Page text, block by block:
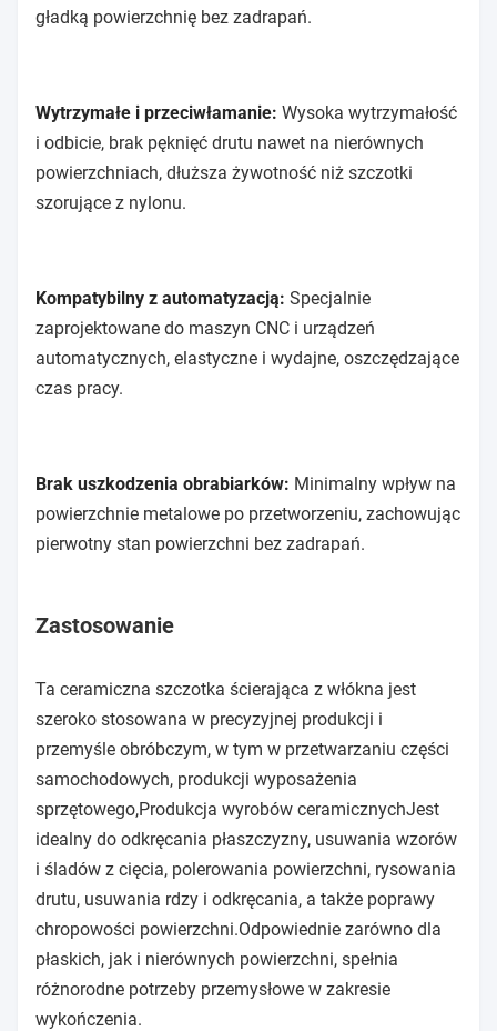
gładką powierzchnię bez zadrapań.
Wytrzymałe i przeciwłamanie: Wysoka wytrzymałość
i odbicie, brak pęknięć drutu nawet na nierównych
powierzchniach, dłuższa żywotność niż szczotki
szorujące z nylonu.
Kompatybilny z automatyzacją: Specjalnie
zaprojektowane do maszyn CNC i urządzeń
automatycznych, elastyczne i wydajne, oszczędzające
czas pracy.
Brak uszkodzenia obrabiarków: Minimalny wpływ na
powierzchnie metalowe po przetworzeniu, zachowując
pierwotny stan powierzchni bez zadrapań.
Zastosowanie
Ta ceramiczna szczotka ścierająca z włókna jest
szeroko stosowana w precyzyjnej produkcji i
przemyśle obróbczym, w tym w przetwarzaniu części
samochodowych, produkcji wyposażenia
sprzętowego,Produkcja wyrobów ceramicznychJest
idealny do odkręcania płaszczyzny, usuwania wzorów
i śladów z cięcia, polerowania powierzchni, rysowania
drutu, usuwania rdzy i odkręcania, a także poprawy
chropowości powierzchni.Odpowiednie zarówno dla
płaskich, jak i nierównych powierzchni, spełnia
różnorodne potrzeby przemysłowe w zakresie
wykończenia.